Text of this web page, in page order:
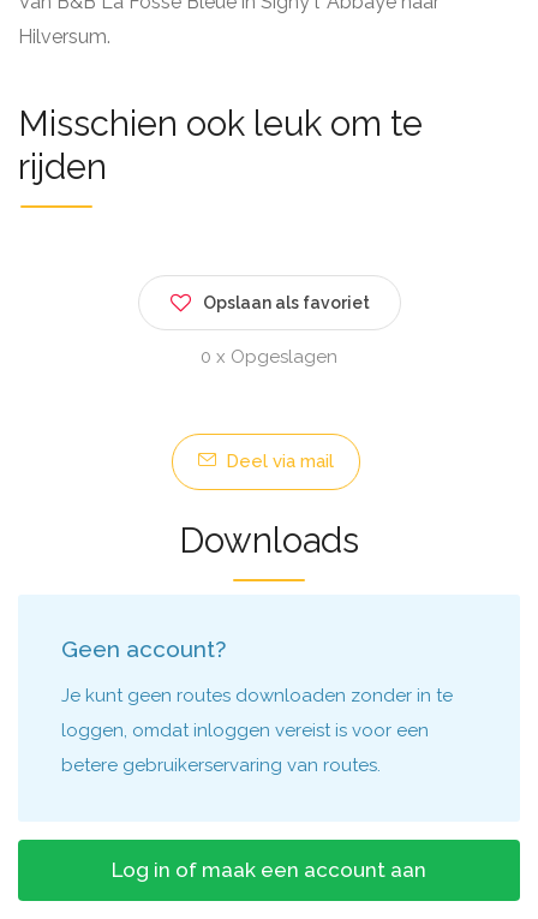
Hilversum.
Misschien ook leuk om te
rijden
Opslaan als favoriet
0 x Opgeslagen
Deel via mail
Downloads
Geen account?
Je kunt geen routes downloaden zonder in te
loggen, omdat inloggen vereist is voor een
betere gebruikerservaring van routes.
Log in of maak een account aan